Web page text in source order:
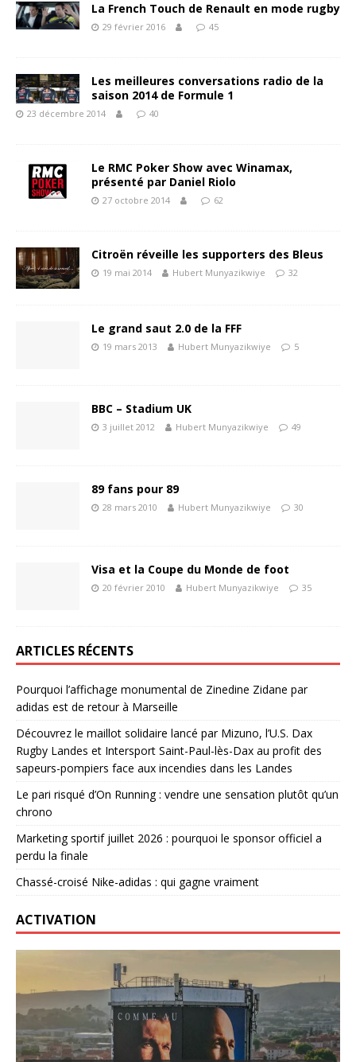
La French Touch de Renault en mode rugby
29 février 2016 45
Les meilleures conversations radio de la
saison 2014 de Formule 1
23 décembre 2014 40
Le RMC Poker Show avec Winamax,
présenté par Daniel Riolo
27 octobre 2014 62
Citroën réveille les supporters des Bleus
19 mai 2014 Hubert Munyazikwiye 32
Le grand saut 2.0 de la FFF
19 mars 2013 Hubert Munyazikwiye 5
BBC – Stadium UK
3 juillet 2012 Hubert Munyazikwiye 49
89 fans pour 89
28 mars 2010 Hubert Munyazikwiye 30
Visa et la Coupe du Monde de foot
20 février 2010 Hubert Munyazikwiye 35
ARTICLES RÉCENTS
Pourquoi l’affichage monumental de Zinedine Zidane par
adidas est de retour à Marseille
Découvrez le maillot solidaire lancé par Mizuno, l’U.S. Dax
Rugby Landes et Intersport Saint-Paul-lès-Dax au profit des
sapeurs-pompiers face aux incendies dans les Landes
Le pari risqué d’On Running : vendre une sensation plutôt qu’un
chrono
Marketing sportif juillet 2026 : pourquoi le sponsor officiel a
perdu la finale
Chassé-croisé Nike-adidas : qui gagne vraiment
ACTIVATION